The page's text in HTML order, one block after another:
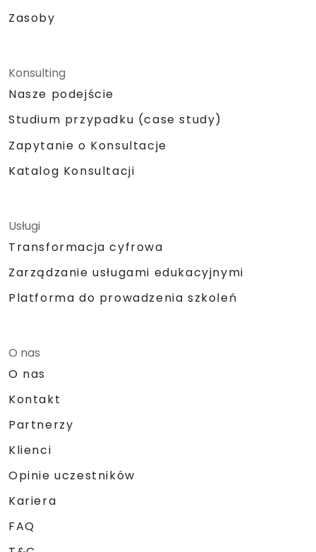
Zasoby
Konsulting
Nasze podejście
Studium przypadku (case study)
Zapytanie o Konsultacje
Katalog Konsultacji
Usługi
Transformacja cyfrowa
Zarządzanie usługami edukacyjnymi
Platforma do prowadzenia szkoleń
O nas
O nas
Kontakt
Partnerzy
Klienci
Opinie uczestników
Kariera
FAQ